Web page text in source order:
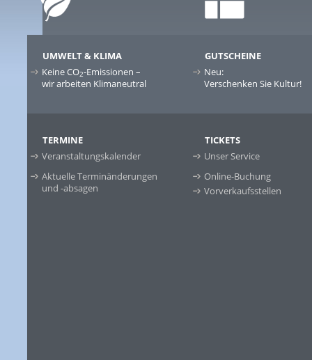
UMWELT & KLIMA
Keine CO2-Emissionen –
wir arbeiten Klimaneutral
GUTSCHEINE
Neu:
Verschenken Sie Kultur!
TERMINE
Veranstaltungskalender
Aktuelle Terminänderungen
und -absagen
TICKETS
Unser Service
Online-Buchung
Vorverkaufsstellen